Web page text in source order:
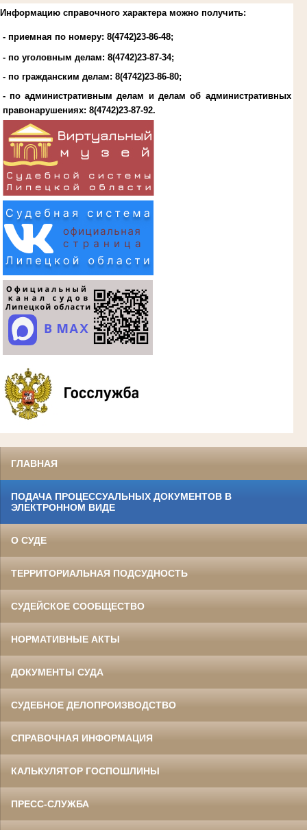
Информацию справочного характера можно получить:
- приемная по номеру: 8(4742)23-86-48;
- по уголовным делам: 8(4742)23-87-34;
- по гражданским делам: 8(4742)23-86-80;
- по административным делам и делам об административных
правонарушениях: 8(4742)23-87-92.
ГЛАВНАЯ
ПОДАЧА ПРОЦЕССУАЛЬНЫХ ДОКУМЕНТОВ В
ЭЛЕКТРОННОМ ВИДЕ
О СУДЕ
ТЕРРИТОРИАЛЬНАЯ ПОДСУДНОСТЬ
СУДЕЙСКОЕ СООБЩЕСТВО
НОРМАТИВНЫЕ АКТЫ
ДОКУМЕНТЫ СУДА
СУДЕБНОЕ ДЕЛОПРОИЗВОДСТВО
СПРАВОЧНАЯ ИНФОРМАЦИЯ
КАЛЬКУЛЯТОР ГОСПОШЛИНЫ
ПРЕСС-СЛУЖБА